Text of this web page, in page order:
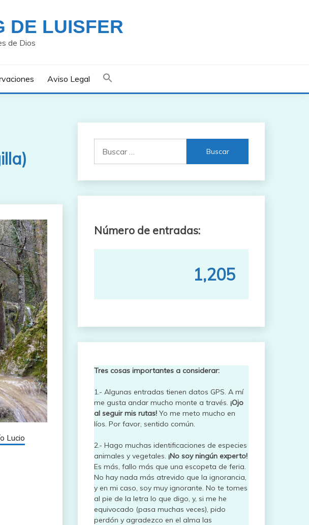
DE LUISFER
de Dios
Aviso Legal
Lucio
Número de entradas:
1,205
Tres cosas importantes a considerar:
1.- Algunas entradas tienen datos GPS. A mí
me gusta andar mucho monte a través. ¡Ojo
al seguir mis rutas!Yo me meto mucho en
líos. Por favor, sentido común.
2.- Hago muchas identificaciones de especies
animales y vegetales. ¡No soy ningún experto!
Es más, fallo más que una escopeta de feria.
No hay nada más atrevido que la ignorancia,
y en mi caso, soy muy ignorante. No te tomes
al pie de la letra lo que digo, y, si me he
equivocado (pasa muchas veces), pido
perdón y agradezco en el alma las